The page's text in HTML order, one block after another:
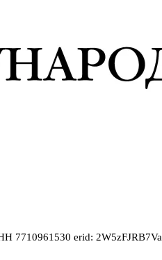
7710961530 erid: 2W5zFJRB7Va